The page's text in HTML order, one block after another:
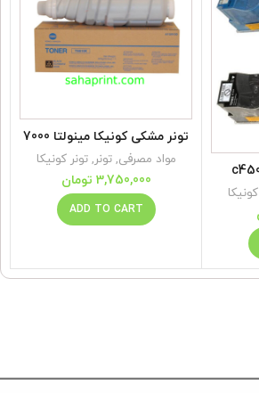
تونر مشکی کونیکا مینولتا 7000
مواد مصرفی,تونر,تونر کونیکا
3,750,000 تومان
ADD TO CART